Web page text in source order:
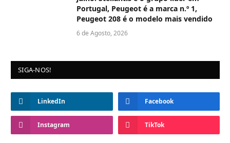
Portugal, Peugeot é a marca n.º 1,
Peugeot 208 é o modelo mais vendido
6 de Agosto, 2026
SIGA-NOS!
LinkedIn Facebook
Instagram TikTok